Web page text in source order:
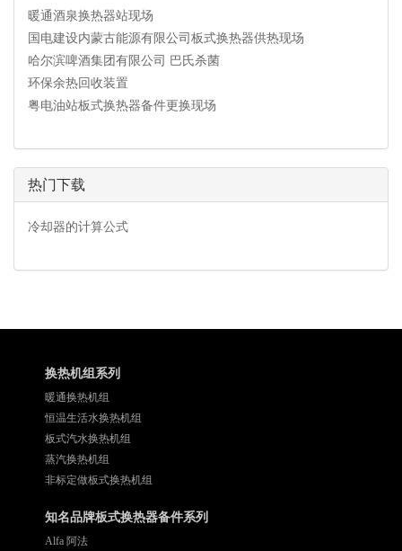
暖通酒泉换热器站现场
国电建设内蒙古能源有限公司板式换热器供热现场
哈尔滨啤酒集团有限公司 巴氏杀菌
环保余热回收装置
粤电油站板式换热器备件更换现场
热门下载
冷却器的计算公式
换热机组系列
暖通换热机组
恒温生活水换热机组
板式汽水换热机组
蒸汽换热机组
非标定做板式换热机组
知名品牌板式换热器备件系列
Alfa 阿法